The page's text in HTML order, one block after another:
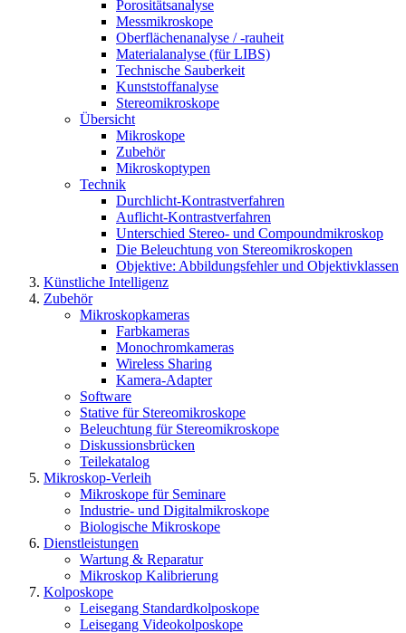
Porositätsanalyse
Messmikroskope
Oberflächenanalyse / -rauheit
Materialanalyse (für LIBS)
Technische Sauberkeit
Kunststoffanalyse
Stereomikroskope
Übersicht
Mikroskope
Zubehör
Mikroskoptypen
Technik
Durchlicht-Kontrastverfahren
Auflicht-Kontrastverfahren
Unterschied Stereo- und Compoundmikroskop
Die Beleuchtung von Stereomikroskopen
Objektive: Abbildungsfehler und Objektivklassen
Künstliche Intelligenz
Zubehör
Mikroskopkameras
Farbkameras
Monochromkameras
Wireless Sharing
Kamera-Adapter
Software
Stative für Stereomikroskope
Beleuchtung für Stereomikroskope
Diskussionsbrücken
Teilekatalog
Mikroskop-Verleih
Mikroskope für Seminare
Industrie- und Digitalmikroskope
Biologische Mikroskope
Dienstleistungen
Wartung & Reparatur
Mikroskop Kalibrierung
Kolposkope
Leisegang Standardkolposkope
Leisegang Videokolposkope